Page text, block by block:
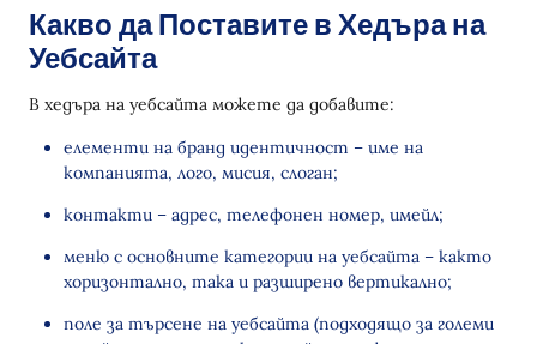
Какво да Поставите в Хедъра на
Уебсайта
В хедъра на уебсайта можете да добавите:
елементи на бранд идентичност – име на
компанията, лого, мисия, слоган;
контакти – адрес, телефонен номер, имейл;
меню с основните категории на уебсайта – както
хоризонтално, така и разширено вертикално;
поле за търсене на уебсайта (подходящо за големи